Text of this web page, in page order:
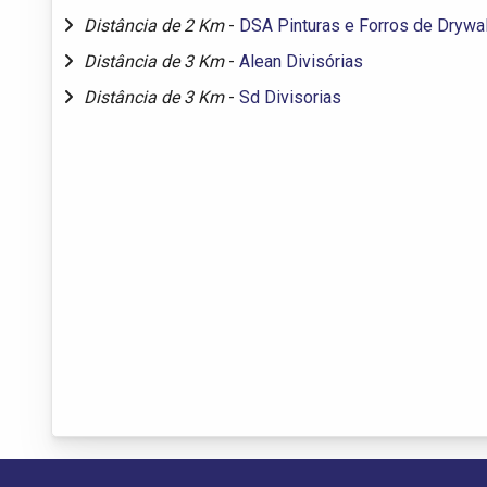
Distância de 2 Km - DSA Pinturas e Forros de
Distância de 3 Km - Alean Divisórias
Distância de 3 Km - Sd Divisorias